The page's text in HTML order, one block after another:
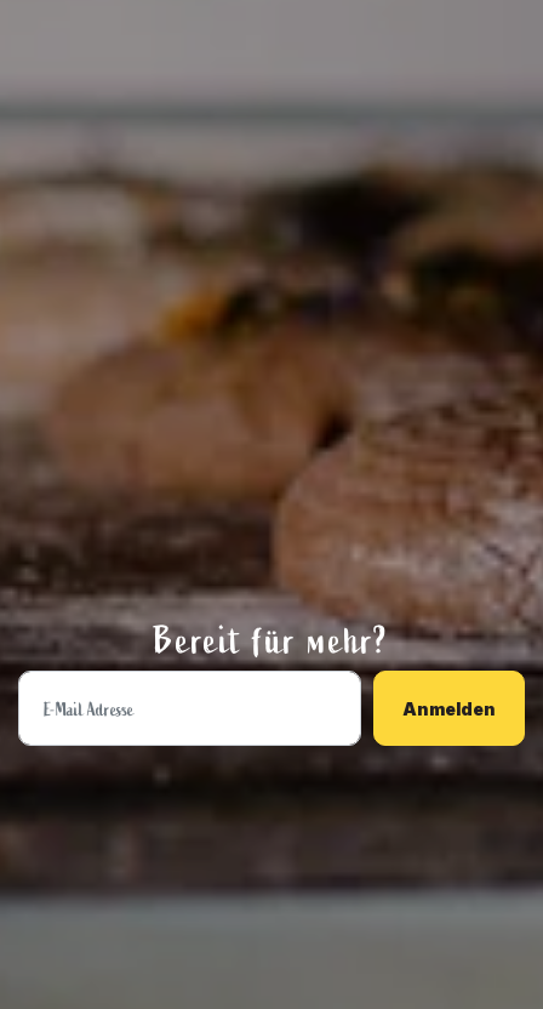
Bereit für mehr?
Anmelden